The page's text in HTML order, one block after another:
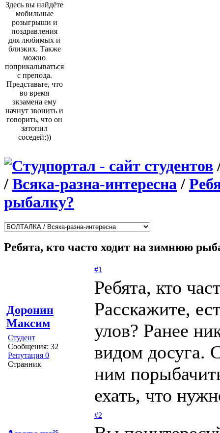
Здесь вы найдёте
мобильные
розыгрыши и
поздравления
для любимых и
близких. Также
можно
поприкалываться
с препода.
Представьте, что
во время
экзамена ему
начнут звонить и
говорить, что он
затопил
соседей;))
/ Всяка-разна-интересна/
рыбалку?
Ребята, кто часто ходит на зимнюю
Доронин
Максим
Студент
Сообщения: 32
Репутация 0
Странник
#1
Ребята, кто
Расскажите,
улов? Ранее
видом досуга.
ним
ехать, что
#2